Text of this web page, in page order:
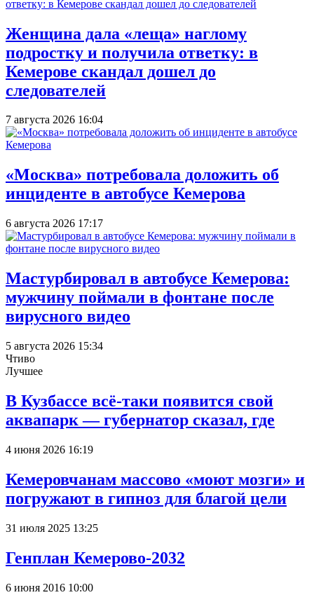
Женщина дала «леща» наглому
подростку и получила ответку: в
Кемерове скандал дошел до
следователей
7 августа 2026 16:04
«Москва» потребовала доложить об
инциденте в автобусе Кемерова
6 августа 2026 17:17
Мастурбировал в автобусе Кемерова:
мужчину поймали в фонтане после
вирусного видео
5 августа 2026 15:34
Чтиво
Лучшее
В Кузбассе всё-таки появится свой
аквапарк — губернатор сказал, где
4 июня 2026 16:19
Кемеровчанам массово «моют мозги» и
погружают в гипноз для благой цели
31 июля 2025 13:25
Генплан Кемерово-2032
6 июня 2016 10:00